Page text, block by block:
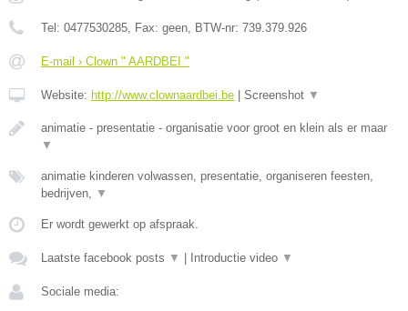
Tel: 0477530285 , Fax: geen , BTW-nr: 739.379.926
E-mail › Clown " AARDBEI "
Website: http://www.clownaardbei.be | Screenshot ▼
animatie - presentatie - organisatie voor groot en klein als er maar
▼
animatie kinderen volwassen, presentatie, organiseren feesten,
bedrijven,
▼
Er wordt gewerkt op afspraak.
Laatste facebook posts ▼ | Introductie video ▼
Sociale media: